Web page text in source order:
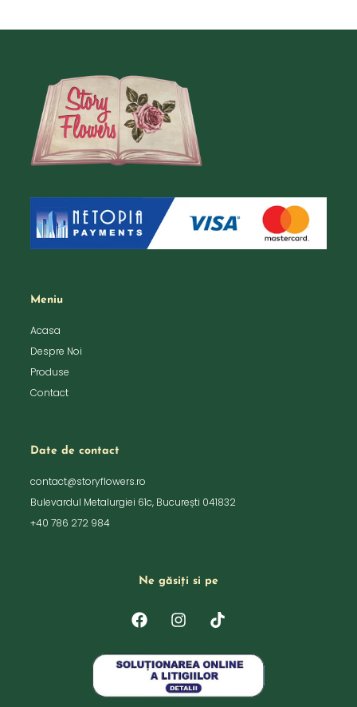
Meniu
Acasa
Despre Noi
Produse
Contact
Date de contact
contact@storyflowers.ro
Bulevardul Metalurgiei 61c, București 041832
+40 786 272 984
Ne găsiți si pe
F
a
e
b
o
I
n
t
a
g
T
i
t
o
k